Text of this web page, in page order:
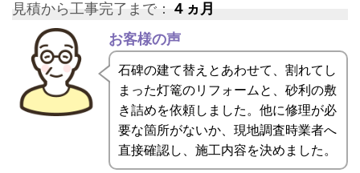
見積から工事完了まで： ４ヵ月
お客様の声
石碑の建て替えとあわせて、割れてし
まった灯篭のリフォームと、砂利の敷
き詰めを依頼しました。他に修理が必
要な箇所がないか、現地調査時業者へ
直接確認し、施工内容を決めました。